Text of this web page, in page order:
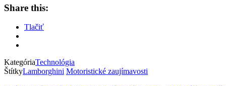
Share this:
Tlačiť
KategóriaTechnológia
ŠtítkyLamborghini Motoristické zaujímavosti